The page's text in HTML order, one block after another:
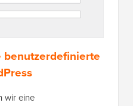
benutzerdefinierte
wir eine